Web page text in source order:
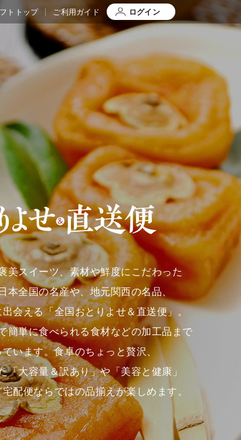
トトップ ご利用ガイド ログイン
美スイーツ、素材や鮮度にこだわった
本全国の名産や、地元関西の名品、
会える「全国おとりよせ＆直送便」。
簡単に食べられる食材などの加工品まで
います。食卓のちょっと贅沢、
「大容量＆訳あり」や「美容と健康」
配便ならではの品揃えが楽しめます。